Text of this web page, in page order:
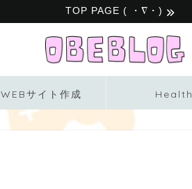
TOP PAGE ( ・∇・)
WEBサイト作成 Health